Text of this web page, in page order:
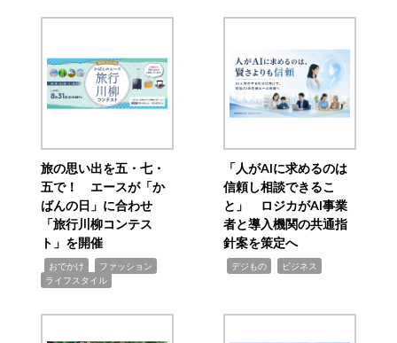
旅の思い出を五・七・
五で！ エースが「か
ばんの日」に合わせ
「旅行川柳コンテス
ト」を開催
おでかけ ファッション
ライフスタイル
「人がAIに求めるのは
信頼し相談できるこ
と」 ロジカがAI事業
者と導入機関の共通指
針案を策定へ
デジもの ビジネス